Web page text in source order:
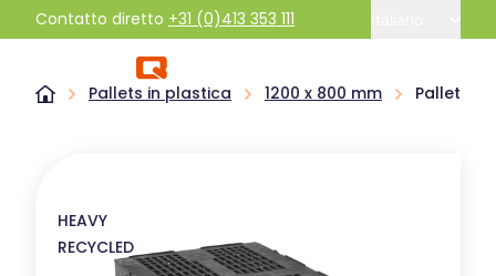
Contatto diretto +31 (0)413 353 111
Pallets in plastica 1200 x 800 mm Pallet in
HEAVY
RECYCLED